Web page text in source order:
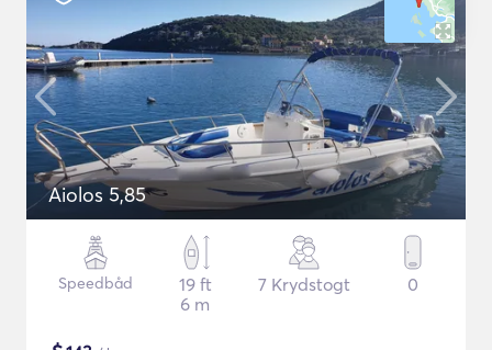
Aiolos 5,85
Speedbåd
19 ft
6 m
7 Krydstogt 0